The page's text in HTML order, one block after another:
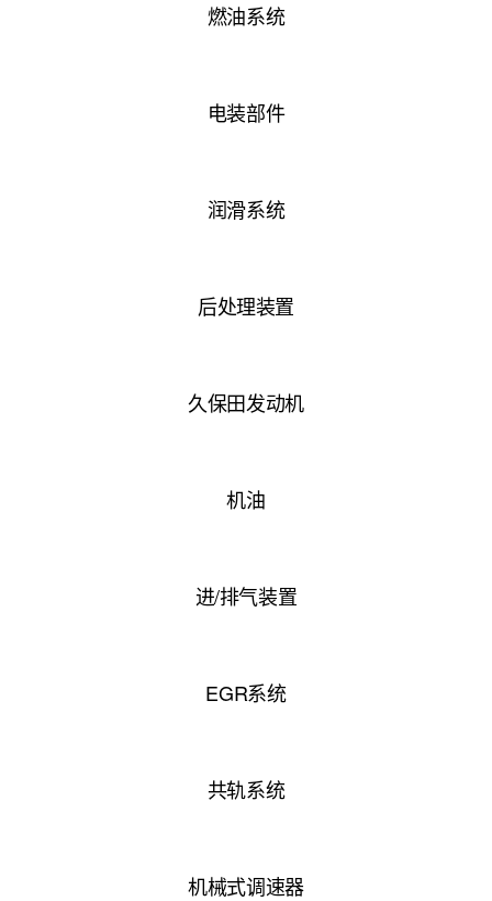
燃油系统
电装部件
润滑系统
后处理装置
久保田发动机
机油
进/排气装置
EGR系统
共轨系统
机械式调速器